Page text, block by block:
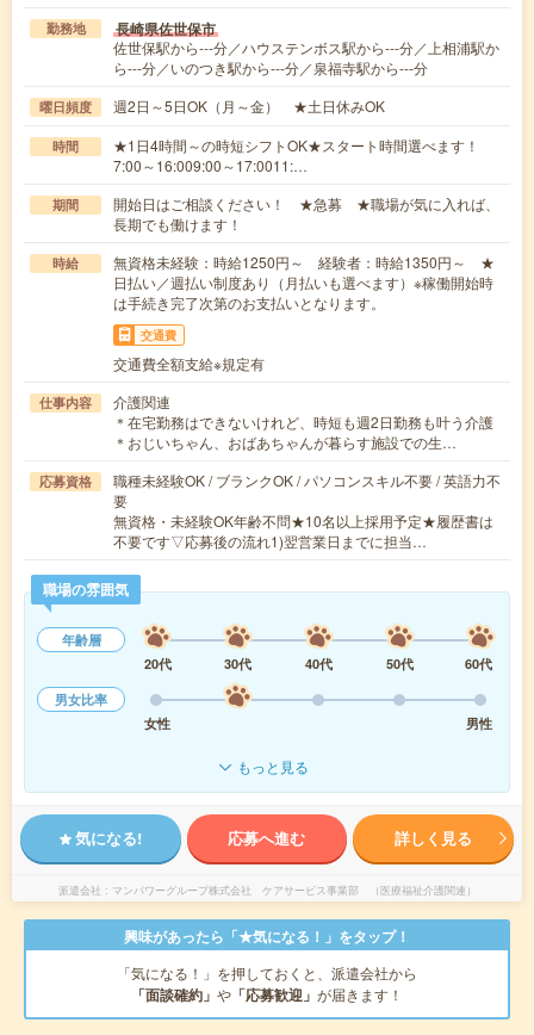
勤務地 長崎県佐世保市
佐世保駅から---分／ハウステンボス駅から---分／上相浦駅か
ら---分／いのつき駅から---分／泉福寺駅から---分
曜日頻度 週2日～5日OK（月～金） ★土日休みOK
時間
★1日4時間～の時短シフトOK★スタート時間選べます！
7:00～16:009:00～17:0011:…
期間
開始日はご相談ください！ ★急募 ★職場が気に入れば、
長期でも働けます！
時給
無資格未経験：時給1250円～ 経験者：時給1350円～ ★
日払い／週払い制度あり（月払いも選べます）※稼働開始時
は手続き完了次第のお支払いとなります。
交通費
交通費全額支給※規定有
仕事内容
介護関連
＊在宅勤務はできないけれど、時短も週2日勤務も叶う介護
＊おじいちゃん、おばあちゃんが暮らす施設での生…
応募資格
職種未経験OK / ブランクOK / パソコンスキル不要 / 英語力不
要
無資格・未経験OK年齢不問★10名以上採用予定★履歴書は
不要です▽応募後の流れ1)翌営業日までに担当…
職場の雰囲気
年齢層
20代
30代 40代 50代
60代
男女比率
女性
男性
もっと見る
気になる! 応募へ進む 詳しく見る
派遣会社 マンパワーグループ株式会社 ケアサービス事業部 （医療福祉介護関連）
興味があったら「★気になる！」をタップ！
「気になる！」を押しておくと、派遣会社から
「面談確約」 や 「応募歓迎」 が届きます！